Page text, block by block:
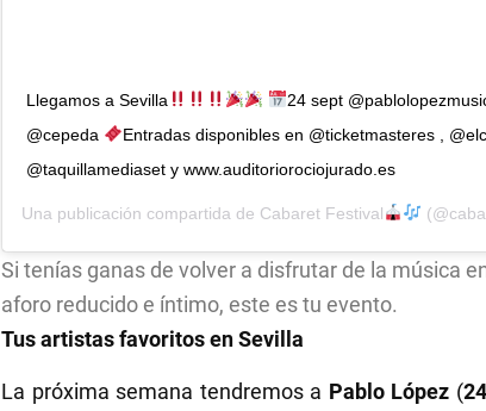
Llegamos a Sevilla 24 sept
@cepeda
Entradas disponibles en @ticketmasteres ,
@taquillamediaset y www.auditoriorociojurado.es
Una publicación compartida de Cabaret Festival
Si tenías ganas de volver a disfrutar de la música
aforo reducido e íntimo, este es tu evento.
Tus artistas favoritos en Sevilla
La próxima semana tendremos a Pablo López (